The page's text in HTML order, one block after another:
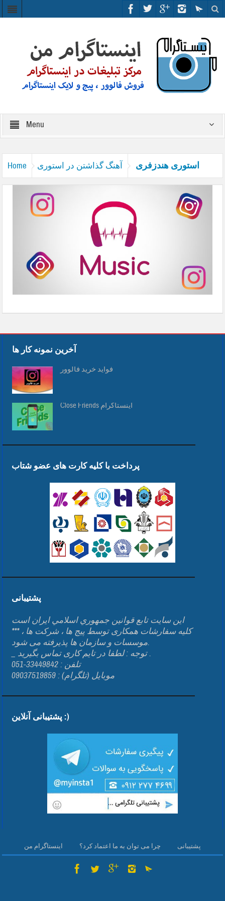
Menu
Home آهنگ گذاشتن در استوری استوری هندزفری
آخرین نمونه کار ها
فواید خرید فالوور
Close Friends اینستاگرام
پرداخت با کلیه کارت های عضو شتاب
پشتیبانی
اين سايت تابع قوانين جمهوري اسلامي ايران است
*** کلیه سفارشات همکاری توسط پیج ها ، شرکت ها ،
موسسات و سازمان ها پذیرفته می شود.
_ توجه : لطفا در تایم کاری تماس بگیرید .
تلفن : 33449842-051
موبایل (تلگرام) : 09037519859
پشتیبانی آنلاین :)
اینستاگرام من چرا می توان به ما اعتماد کرد؟ پشتیبانی